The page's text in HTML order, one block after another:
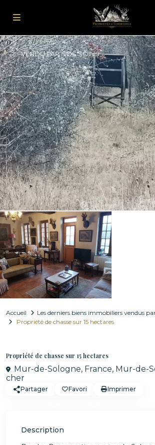
VENDU PAR NOS SOINS
Accueil Les derniers biens immobiliers vendus
Propriété de chasse sur 15 hectares
Propriété de chasse sur 15 hectares
Mur-de-Sologne, France, Mur-de-
cher
Partager Favori Imprimer
Description